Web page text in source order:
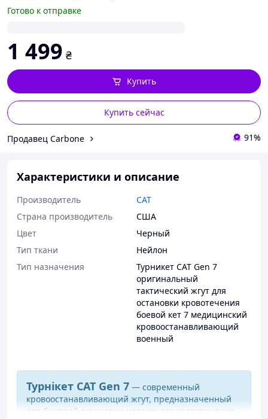
Готово к отправке
1 499 ₴
Купить сейчас
Купить
Продавец Carbone 91%
Характеристики и описание
Производитель
CAT
Страна производитель
США
Цвет
Черный
Тип ткани
Нейлон
Тип назначения
Турникет CAT Gen 7
оригинальный
тактический жгут для
остановки кровотечения
боевой кет 7 медицинский
кровоостанавливающий
военный
Турнікет CAT Gen 7 — современный
кровоостанавливающий жгут, предназначенный
для быстрой остановки массивного кровотечения